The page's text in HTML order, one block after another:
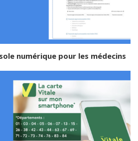
numérique pour les médecins